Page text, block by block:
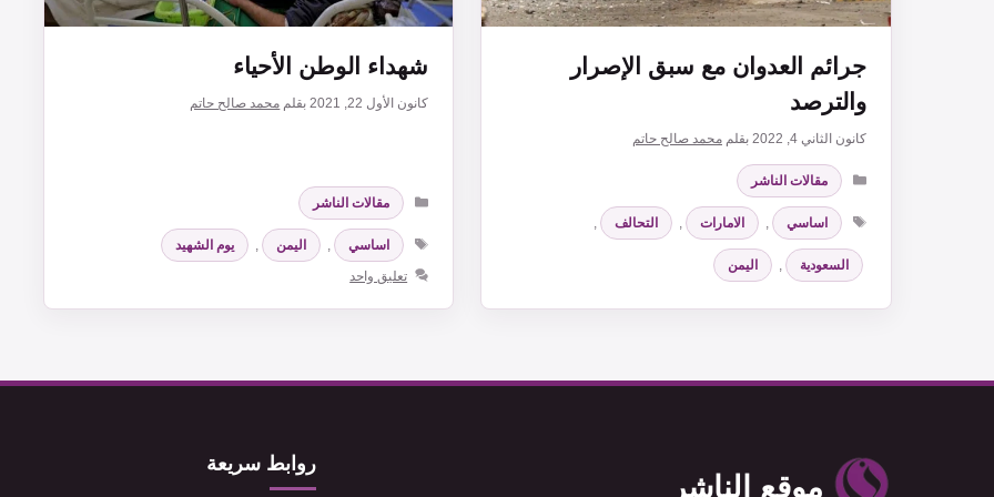
جرائم العدوان مع سبق الإصرار
والترصد
كانون الثاني 4, 2022 بقلم محمد صالح حاتم
التصنيفات
مقالات الناشر
الوسوم
اساسي , الامارات , التحالف ,
السعودية , اليمن
شهداء الوطن الأحياء
كانون الأول 22, 2021 بقلم محمد صالح حاتم
التصنيفات
مقالات الناشر
الوسوم
اساسي , اليمن ,
يوم الشهيد
تعليق واحد
موقع الناشر
روابط سريعة